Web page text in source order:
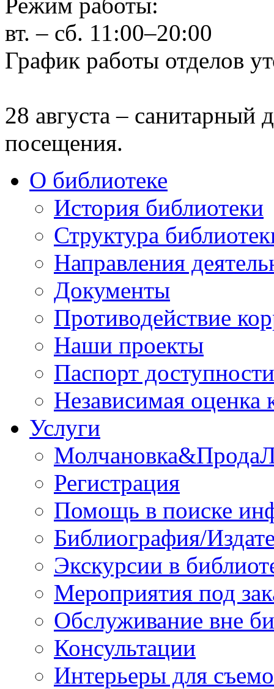
вт. – сб. 11:00–20:00
График работы отделов
28 августа – санитарный
посещения.
О библиотеке
История библиотеки
Структура
Направления
Документы
Противодействие
Наши проекты
Паспорт доступности
Независимая оценка
Услуги
Регистрация
Помощь в поиске
Библиография/
Экскурсии в
Мероприятия под
Обслуживание вне
Консультации
Интерьеры для